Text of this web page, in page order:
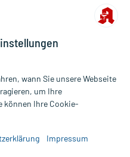
Versandkosten
ausschließlich für
durch einen Arzt. Bitte
wann Sie unsere Webseite
um Ihre
können Ihre Cookie-
Impressum